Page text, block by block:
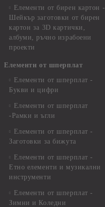
Елементи от бирен картон -
Шейкър заготовки от бирен
картон за 3D картички,
албуми, ръчно израбоени
проекти
Елементи от шперплат
Елементи от шперплат -
Букви и цифри
Елементи от шперплат
-Рамки и ъгли
Елементи от шперплат -
Заготовки за бижута
Елементи от шперплат -
Етно елементи и музикални
инструменти
Елементи от шперплат -
Зимни и Коледни